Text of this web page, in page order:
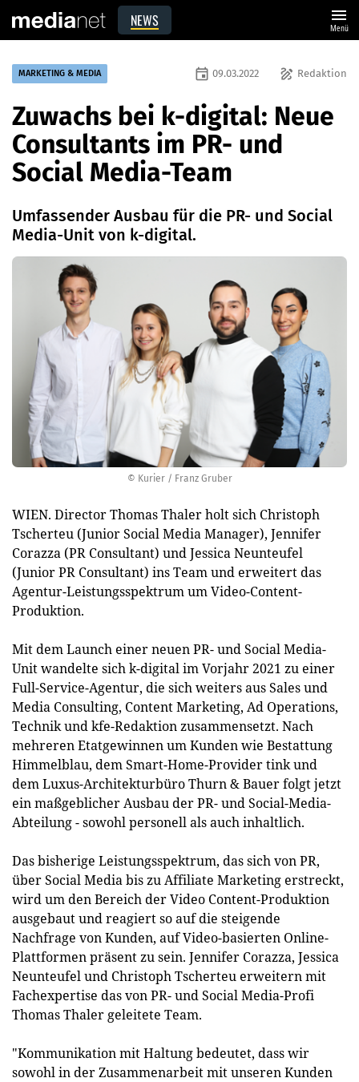
NEWS menu
Menü
© Kurier / Franz Gruber
MARKETING & MEDIA draw Redaktion
event 09.03.2022
Zuwachs bei k-digital: Neue
Consultants im PR- und
Social Media-Team
Umfassender Ausbau für die PR- und Social
Media-Unit von k-digital.
WIEN. Director Thomas Thaler holt sich Christoph
Tscherteu (Junior Social Media Manager), Jennifer
Corazza (PR Consultant) und Jessica Neunteufel
(Junior PR Consultant) ins Team und erweitert das
Agentur-Leistungsspektrum um Video-Content-
Produktion.
Mit dem Launch einer neuen PR- und Social Media-
Unit wandelte sich k-digital im Vorjahr 2021 zu einer
Full-Service-Agentur, die sich weiters aus Sales und
Media Consulting, Content Marketing, Ad Operations,
Technik und kfe-Redaktion zusammensetzt. Nach
mehreren Etatgewinnen um Kunden wie Bestattung
Himmelblau, dem Smart-Home-Provider tink und
dem Luxus-Architekturbüro Thurn & Bauer folgt jetzt
ein maßgeblicher Ausbau der PR- und Social-Media-
Abteilung - sowohl personell als auch inhaltlich.
Das bisherige Leistungsspektrum, das sich von PR,
über Social Media bis zu Affiliate Marketing erstreckt,
wird um den Bereich der Video Content-Produktion
ausgebaut und reagiert so auf die steigende
Nachfrage von Kunden, auf Video-basierten Online-
Plattformen präsent zu sein. Jennifer Corazza, Jessica
Neunteufel und Christoph Tscherteu erweitern mit
Fachexpertise das von PR- und Social Media-Profi
Thomas Thaler geleitete Team.
"Kommunikation mit Haltung bedeutet, dass wir
sowohl in der Zusammenarbeit mit unseren Kunden